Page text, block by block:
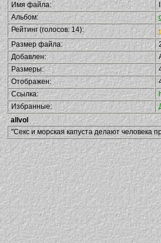
Имя файла:
Альбом:
Рейтинг (голосов: 14):
Размер файла:
Добавлен:
Размеры:
Отображен:
Ссылка:
Избранные:
allvol
"Секс и морская капуста делают человека